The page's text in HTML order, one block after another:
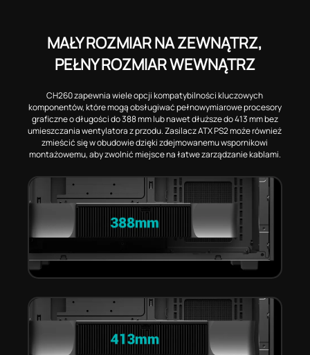
MAŁY ROZMIAR NA ZEWNĄTRZ,
PEŁNY ROZMIAR WEWNĄTRZ
CH260 zapewnia wiele opcji kompatybilności kluczowych
komponentów, które mogą obsługiwać pełnowymiarowe procesory
graficzne o długości do 388 mm lub nawet dłuższe do 413 mm bez
umieszczania wentylatora z przodu. Zasilacz ATX PS2 może również
zmieścić się w obudowie dzięki zdejmowanemu wspornikowi
montażowemu, aby zwolnić miejsce na łatwe zarządzanie kablami.